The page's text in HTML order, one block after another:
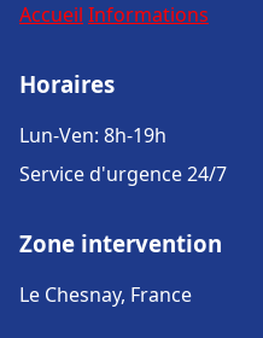
Accueil Informations
Horaires
Lun-Ven: 8h-19h
Service d'urgence 24/7
Zone intervention
Le Chesnay, France